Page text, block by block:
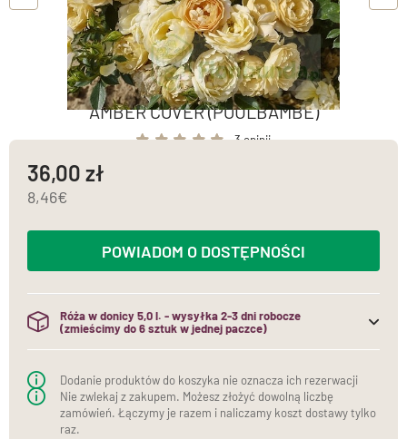
AMBER COVER (POULBAMBE)
3 opinii
36,00
8,46
POWIADOM O DOSTĘPNOŚCI
Róża w donicy 5,0 l. - wysyłka 2-3 dni robocze
(zmieścimy do 6 sztuk w jednej paczce)
(do jednej paczki mieścimy maksymalnie 6 sztuk róż w
Dodanie produktów do koszyka nie oznacza ich rezerwacji
Nie zwlekaj z zakupem. Możesz złożyć dowolną liczbę
zamówień. Łączymy je razem i naliczamy koszt dostawy tylko
raz.